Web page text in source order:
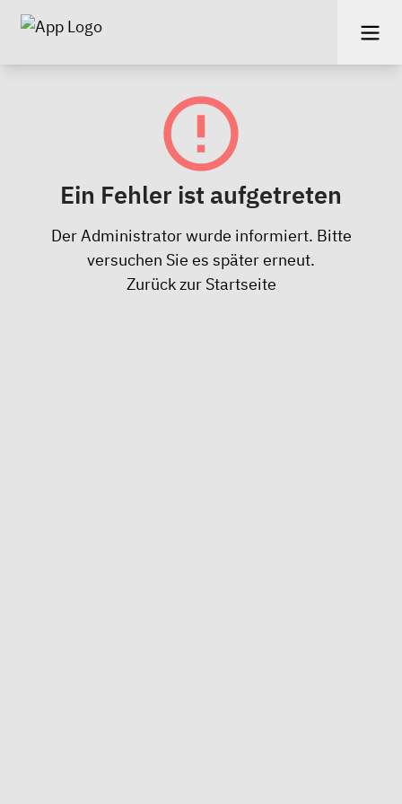
Ein Fehler ist aufgetreten
Der Administrator wurde informiert. Bitte
versuchen Sie es später erneut.
Zurück zur Startseite